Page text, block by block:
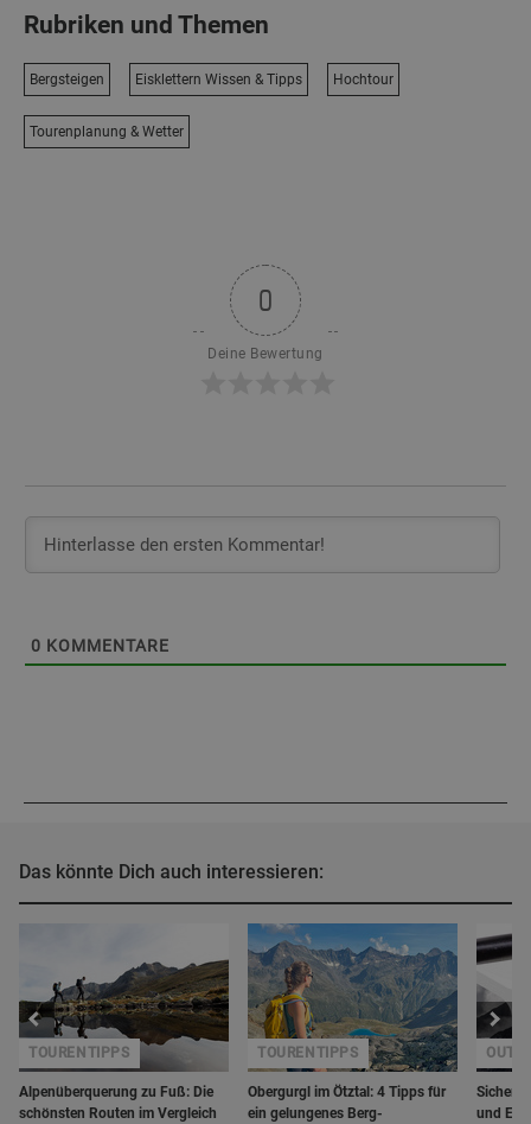
Rubriken und Themen
Bergsteigen Eisklettern Wissen & Tipps Hochtour
Tourenplanung & Wetter
0
Deine Bewertung
0 KOMMENTARE
Das könnte Dich auch interessieren:
Alpenüberquerung zu Fuß: Die
schönsten Routen im Vergleich
TOURENTIPPS
Obergurgl im Ötztal: 4 Tipps für
ein gelungenes Berg-
TOURENTIPPS
und